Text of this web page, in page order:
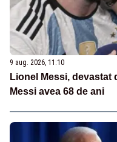
9 aug. 2026, 11:10
Lionel Messi, devastat
Messi avea 68 de ani